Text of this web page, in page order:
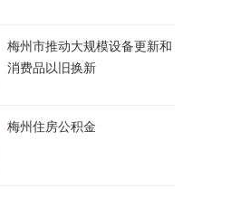
梅州市推动大规模设备更新和
消费品以旧换新
梅州住房公积金